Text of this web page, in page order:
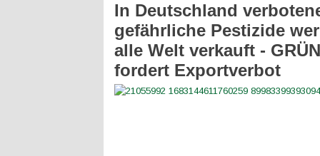
In Deutschland
gefährliche Pestizide
alle Welt verkauft -
fordert Exportverbot